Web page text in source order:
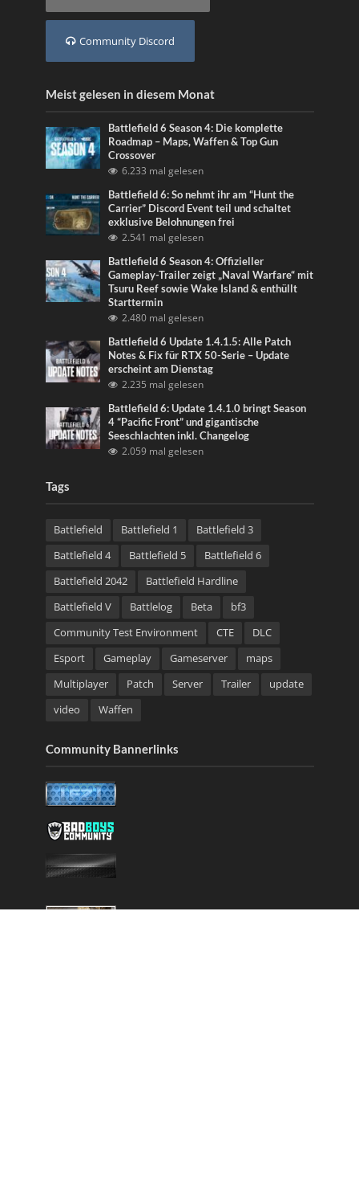
Community Discord
Meist gelesen in diesem Monat
Battlefield 6 Season 4: Die komplette
Roadmap – Maps, Waffen & Top Gun
Crossover
6.233 mal gelesen
Battlefield 6: So nehmt ihr am “Hunt the
Carrier” Discord Event teil und schaltet
exklusive Belohnungen frei
2.541 mal gelesen
Battlefield 6 Season 4: Offizieller
Gameplay-Trailer zeigt „Naval Warfare“ mit
Tsuru Reef sowie Wake Island & enthüllt
Starttermin
2.480 mal gelesen
Battlefield 6 Update 1.4.1.5: Alle Patch
Notes & Fix für RTX 50-Serie – Update
erscheint am Dienstag
2.235 mal gelesen
Battlefield 6: Update 1.4.1.0 bringt Season
4 “Pacific Front” und gigantische
Seeschlachten inkl. Changelog
2.059 mal gelesen
Tags
Battlefield Battlefield 1
Battlefield 3
Battlefield 4
Battlefield 5
Battlefield 6
Battlefield 2042
Battlefield Hardline
Battlefield V
Battlelog Beta
bf3
Community Test Environment
CTE
DLC
Esport
Gameplay Gameserver
maps
Multiplayer
Patch Server Trailer
update
video
Waffen
Community Bannerlinks